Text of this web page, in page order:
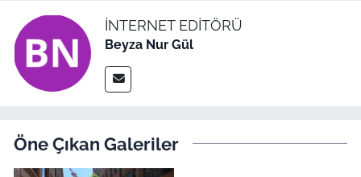
İNTERNET EDITÖRÜ
Beyza Nur Gül
Öne Çıkan Galeriler